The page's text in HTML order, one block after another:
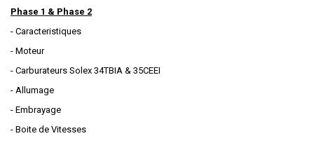
Phase 1 & Phase 2
- Caracteristiques
- Moteur
- Carburateurs Solex 34TBIA & 35CEEI
- Allumage
- Embrayage
- Boite de Vitesses